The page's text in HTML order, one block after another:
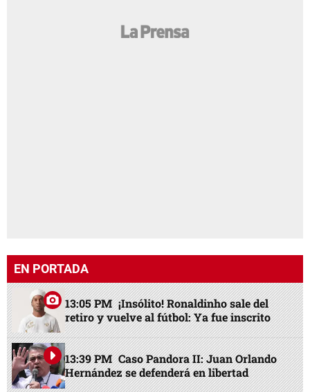
EN PORTADA
13:05 PM ¡Insólito! Ronaldinho sale del
retiro y vuelve al fútbol: Ya fue inscrito
13:39 PM Caso Pandora II: Juan Orlando
Hernández se defenderá en libertad